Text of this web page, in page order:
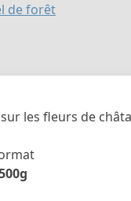
de forêt
les fleurs de